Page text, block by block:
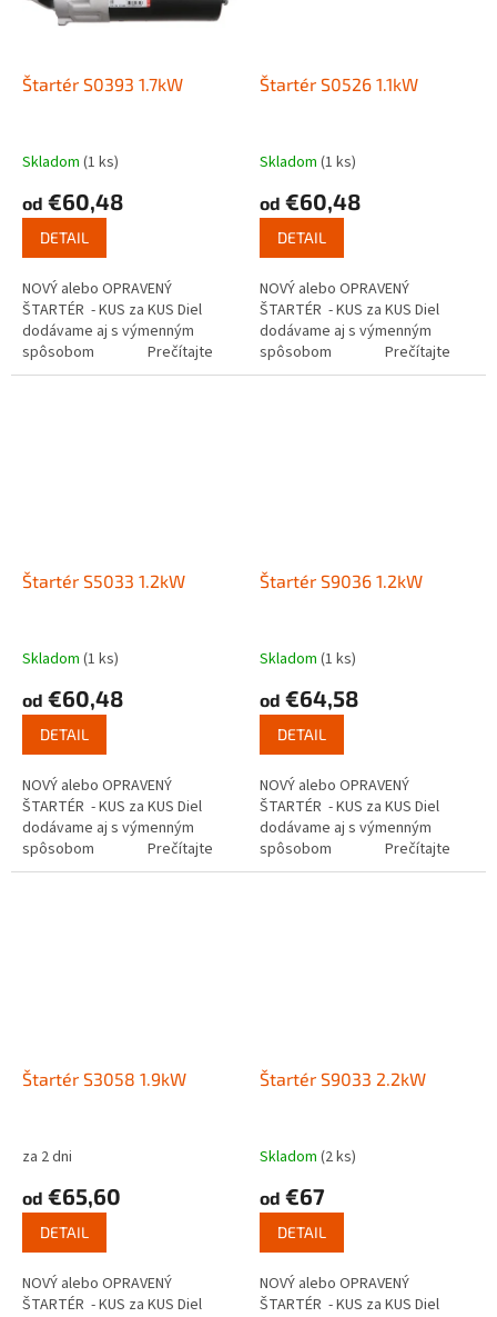
Štartér S0393 1.7kW
Skladom (1 ks)
od €60,48
DETAIL
NOVÝ alebo OPRAVENÝ
ŠTARTÉR - KUS za KUS Diel
dodávame aj s výmenným
spôsobom Prečítajte
si ako funguje...
Štartér S0526 1.1kW
Skladom (1 ks)
od €60,48
DETAIL
NOVÝ alebo OPRAVENÝ
ŠTARTÉR - KUS za KUS Diel
dodávame aj s výmenným
spôsobom Prečítajte
si ako funguje...
Štartér S5033 1.2kW
Skladom (1 ks)
od €60,48
DETAIL
NOVÝ alebo OPRAVENÝ
ŠTARTÉR - KUS za KUS Diel
dodávame aj s výmenným
spôsobom Prečítajte
si ako funguje...
Štartér S9036 1.2kW
Skladom (1 ks)
od €64,58
DETAIL
NOVÝ alebo OPRAVENÝ
ŠTARTÉR - KUS za KUS Diel
dodávame aj s výmenným
spôsobom Prečítajte
si ako funguje...
Štartér S3058 1.9kW
za 2 dni
od €65,60
DETAIL
NOVÝ alebo OPRAVENÝ
ŠTARTÉR - KUS za KUS Diel
Štartér S9033 2.2kW
Skladom (2 ks)
od €67
DETAIL
NOVÝ alebo OPRAVENÝ
ŠTARTÉR - KUS za KUS Diel